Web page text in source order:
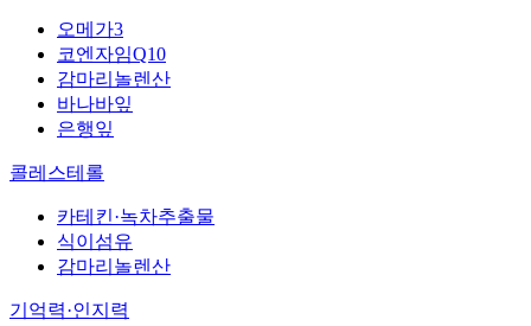
오메가3
코엔자임Q10
감마리놀렌산
바나바잎
은행잎
콜레스테롤
카테킨·녹차추출물
식이섬유
감마리놀렌산
기억력·인지력